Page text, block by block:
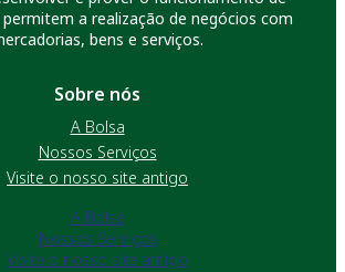
a realização de negócios com
bens e serviços.
Sobre nós
A Bolsa
Nossos Serviços
Visite o nosso site antigo
A Bolsa
Nossos Serviços
Visite o nosso site antigo